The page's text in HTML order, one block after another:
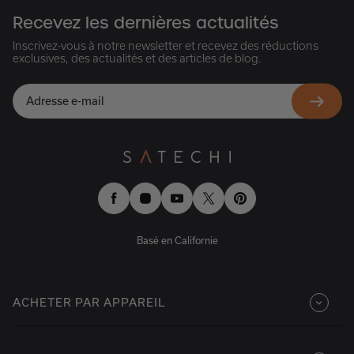
Recevez les dernières actualités
Inscrivez-vous à notre newsletter et recevez des réductions
exclusives, des actualités et des articles de blog.
Basé en Californie
ACHETER PAR APPAREIL